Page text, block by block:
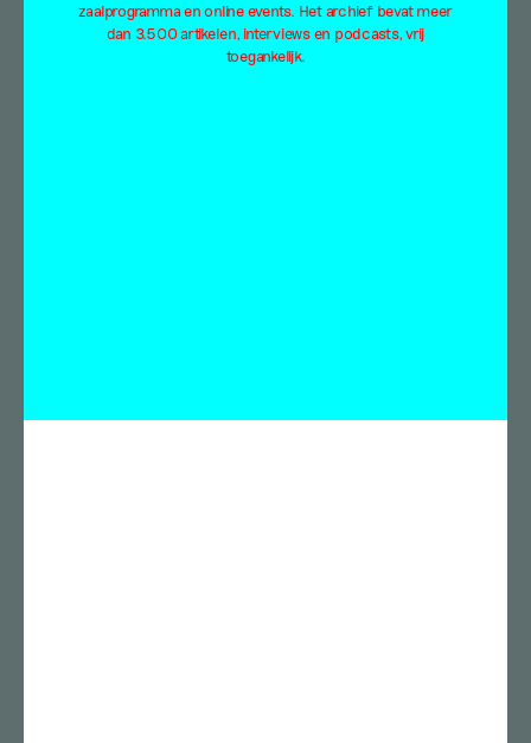
zaalprogramma en online events. Het archief bevat meer
dan 3.500 artikelen, interviews en podcasts, vrij
toegankelijk.